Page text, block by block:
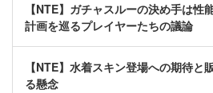
【NTE】ガチャスルーの決め手は性
計画を巡るプレイヤーたちの議論
【NTE】水着スキン登場への期待と
る懸念